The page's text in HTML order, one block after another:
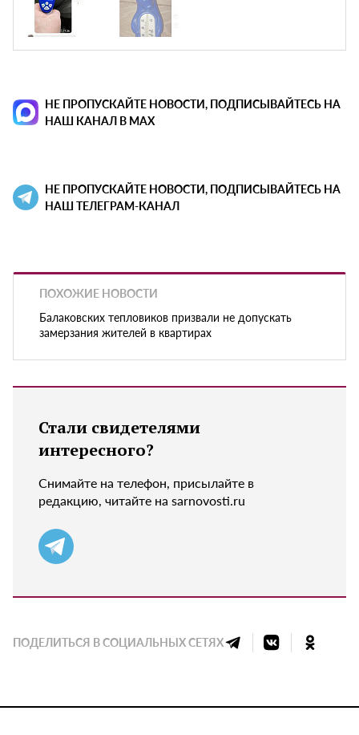
НЕ ПРОПУСКАЙТЕ НОВОСТИ, ПОДПИСЫВАЙТЕСЬ НА
НАШ КАНАЛ В MAX
НЕ ПРОПУСКАЙТЕ НОВОСТИ, ПОДПИСЫВАЙТЕСЬ НА
НАШ ТЕЛЕГРАМ-КАНАЛ
ПОХОЖИЕ НОВОСТИ
Балаковских тепловиков призвали не допускать
замерзания жителей в квартирах
Стали свидетелями
интересного?
Снимайте на телефон, присылайте в
редакцию, читайте на sarnovosti.ru
ПОДЕЛИТЬСЯ В СОЦИАЛЬНЫХ СЕТЯХ